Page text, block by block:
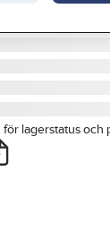
för lagerstatus och